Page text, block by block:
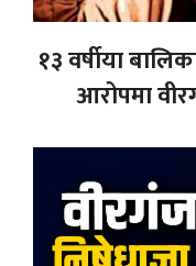
१३ वर्षीया
आरोपमा